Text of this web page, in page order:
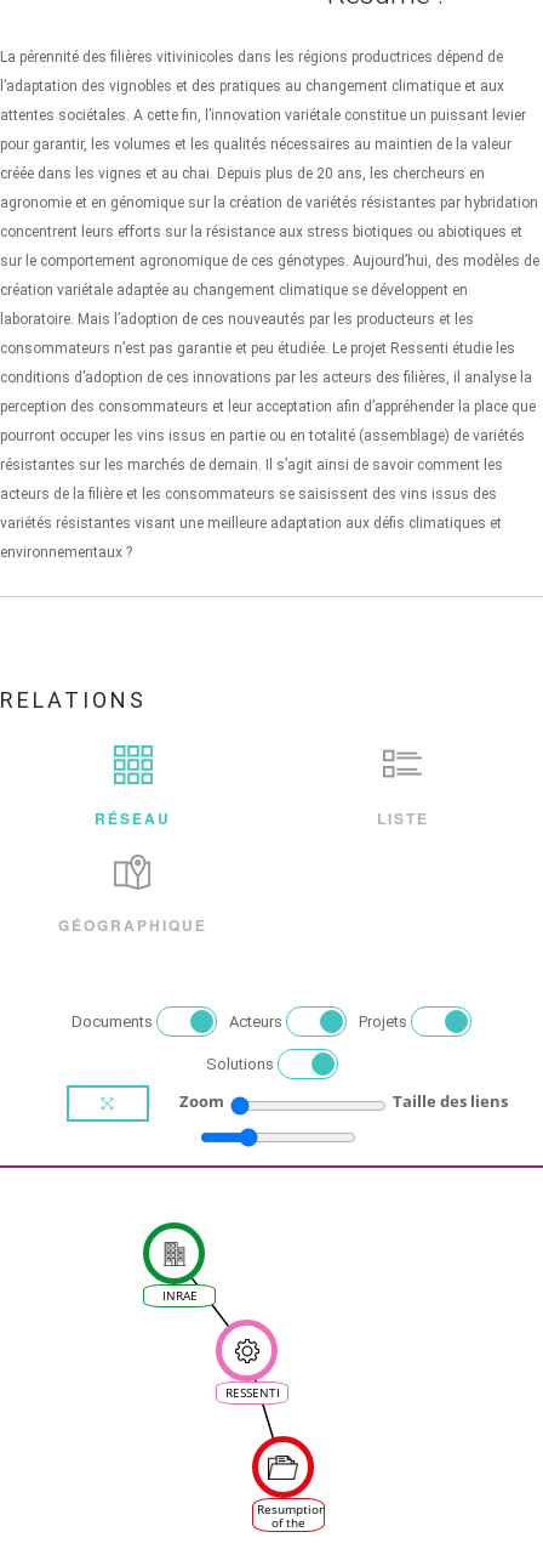
La pérennité des filières vitivinicoles dans les régions productrices dépend de
l’adaptation des vignobles et des pratiques au changement climatique et aux
attentes sociétales. A cette fin, l’innovation variétale constitue un puissant levier
pour garantir, les volumes et les qualités nécessaires au maintien de la valeur
créée dans les vignes et au chai. Depuis plus de 20 ans, les chercheurs en
agronomie et en génomique sur la création de variétés résistantes par hybridation
concentrent leurs efforts sur la résistance aux stress biotiques ou abiotiques et
sur le comportement agronomique de ces génotypes. Aujourd’hui, des modèles de
création variétale adaptée au changement climatique se développent en
laboratoire. Mais l’adoption de ces nouveautés par les producteurs et les
consommateurs n’est pas garantie et peu étudiée. Le projet Ressenti étudie les
conditions d’adoption de ces innovations par les acteurs des filières, il analyse la
perception des consommateurs et leur acceptation afin d’appréhender la place que
pourront occuper les vins issus en partie ou en totalité (assemblage) de variétés
résistantes sur les marchés de demain. Il s’agit ainsi de savoir comment les
acteurs de la filière et les consommateurs se saisissent des vins issus des
variétés résistantes visant une meilleure adaptation aux défis climatiques et
environnementaux ?
RELATIONS
RÉSEAU LISTE
GÉOGRAPHIQUE
Documents Acteurs Projets
Solutions
Zoom Taille des liens
RESSENTI
INRAE
Resumption
of the
planting of